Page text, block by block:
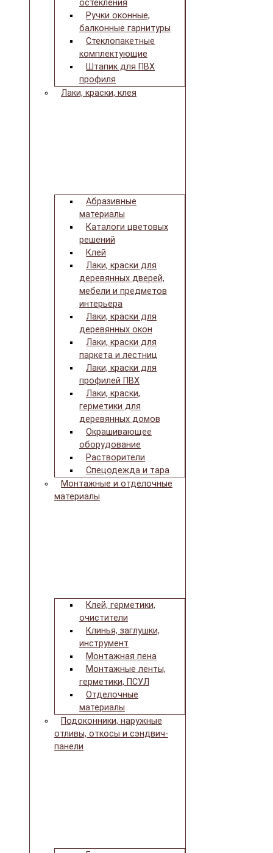
остекления
Ручки оконные,
балконные гарнитуры
Стеклопакетные
комплектующие
Штапик для ПВХ
профиля
Лаки, краски, клея
Абразивные
материалы
Каталоги цветовых
решений
Клей
Лаки, краски для
деревянных дверей,
мебели и предметов
интерьера
Лаки, краски для
деревянных окон
Лаки, краски для
паркета и лестниц
Лаки, краски для
профилей ПВХ
Лаки, краски,
герметики для
деревянных домов
Окрашивающее
оборудование
Растворители
Спецодежда и тара
Монтажные и отделочные
материалы
Клей, герметики,
очистители
Клинья, заглушки,
инструмент
Монтажная пена
Монтажные ленты,
герметики, ПСУЛ
Отделочные
материалы
Подоконники, наружные
отливы, откосы и сэндвич-
панели